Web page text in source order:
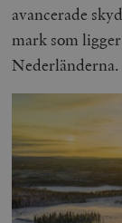
avancerade
mark som
Nederländerna.